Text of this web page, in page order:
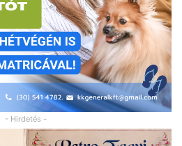
- Hirdetés -